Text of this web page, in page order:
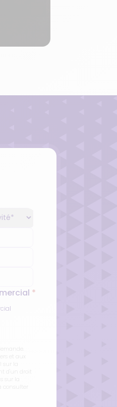
*
et aux
la
d'un droit
sur la